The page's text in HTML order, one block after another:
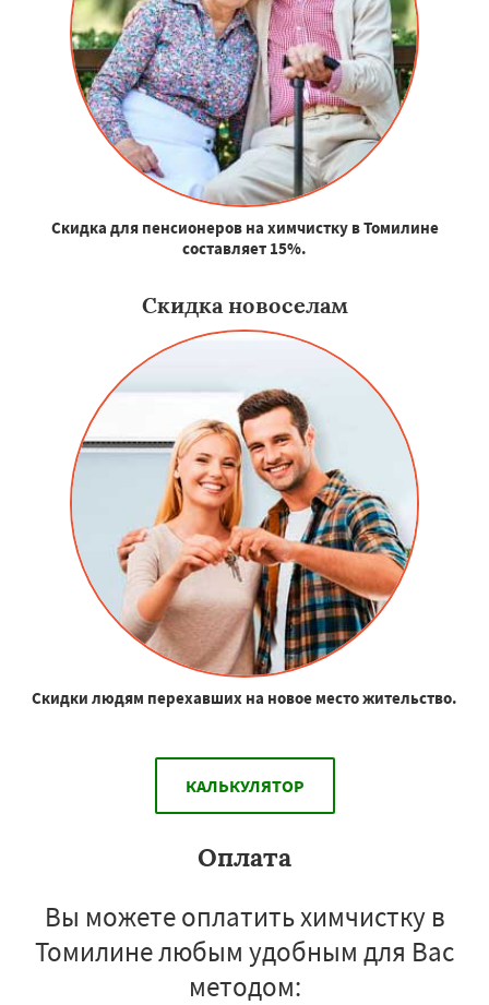
Скидка для пенсионеров на химчистку в Томилине
составляет 15%.
Скидка новоселам
Скидки людям перехавших на новое место жительство.
КАЛЬКУЛЯТОР
Оплата
Вы можете оплатить химчистку в
Томилине любым удобным для Вас
методом: